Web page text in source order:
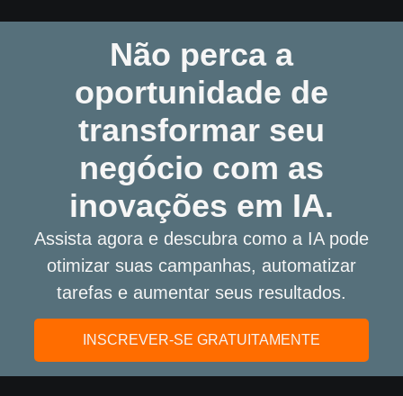
Não perca a
oportunidade de
transformar seu
negócio com as
inovações em IA.
Assista agora e descubra como a IA pode
otimizar suas campanhas, automatizar
tarefas e aumentar seus resultados.
INSCREVER-SE GRATUITAMENTE